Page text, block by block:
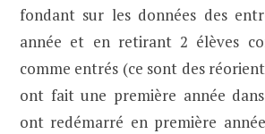
fondant sur les données des
année et en retirant 2 élèves
comme entrés (ce sont des
ont fait une première année
ont redémarré en première